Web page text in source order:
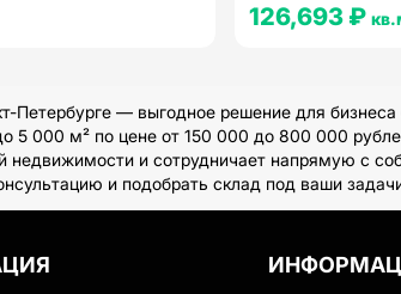
126,693 ₽
— выгодное решение для бизнеса
000 м² по цене от 150 000 до 800 000
и сотрудничает напрямую с
и подобрать склад под ваши